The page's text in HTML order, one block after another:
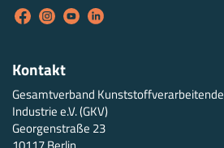
Kontakt
Gesamtverband Kunststoffverarbeitende
Industrie e.V. (GKV)
Georgenstraße 23